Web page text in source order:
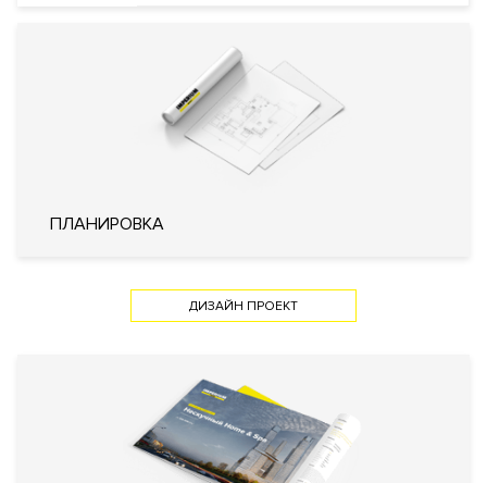
Система управления парковкой с
функцией распознавания номеров
автомобилей
Огороженная и охраняемая
территория
Система очистки воздуха
Фильтр очистки воды
Carrier (США)
NORDMANN (Швейцария)
Wolf (Германия)
Кондиционирование
Центральное
ПЛАНИРОВКА
ДИЗАЙН ПРОЕКТ